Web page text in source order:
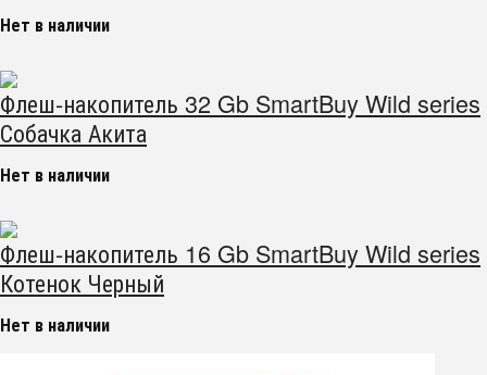
Нет в наличии
Флеш-накопитель 32 Gb SmartBuy Wild series
Собачка Акита
Нет в наличии
Флеш-накопитель 16 Gb SmartBuy Wild series
Котенок Черный
Нет в наличии